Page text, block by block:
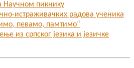
Научном пикнику
истраживачких радова ученика
певамо, памтимо“
из српског језика и језичке